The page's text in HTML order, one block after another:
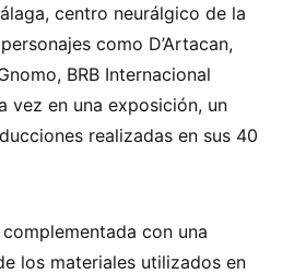
centro neurálgico de la
como D’Artacan,
BRB Internacional
vez en una exposición, un
realizadas en sus 40
con una
los materiales utilizados en